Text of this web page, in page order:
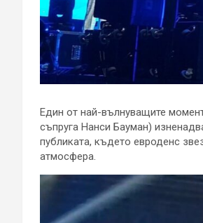
Един от най-вълнуващите
съпруга Нанси Бауман)
публиката, където евроденс
атмосфера.